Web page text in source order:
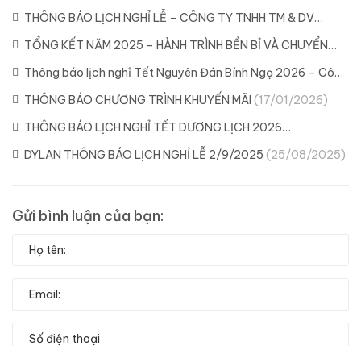
THÔNG BÁO LỊCH NGHỈ LỄ – CÔNG TY TNHH TM & DV
DYLAN (21/04/2026)
TỔNG KẾT NĂM 2025 – HÀNH TRÌNH BỀN BỈ VÀ CHUYỂN
MÌNH CÙNG DYLAN(11/02/2026)
Thông báo lịch nghỉ Tết Nguyên Đán Bính Ngọ 2026 – Công
ty Dylan(04/02/2026)
THÔNG BÁO CHƯƠNG TRÌNH KHUYẾN MÃI (17/01/2026)
THÔNG BÁO LỊCH NGHỈ TẾT DƯƠNG LỊCH 2026
(29/12/2025)
DYLAN THÔNG BÁO LỊCH NGHỈ LỄ 2/9/2025 (25/08/2025)
Gửi bình luận của bạn: